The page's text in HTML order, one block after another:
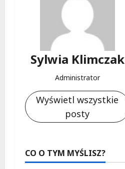
Sylwia Klimczak
Administrator
Wyświetl wszystkie
posty
CO O TYM MYŚLISZ?